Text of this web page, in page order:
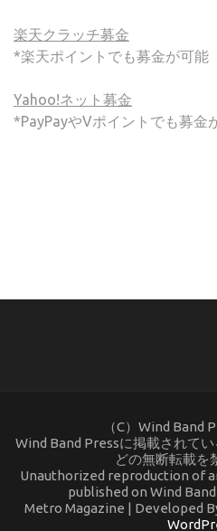
楽天クラッチ募金
*楽天ポイントでも募金が可能
Yahoo!ネット募金
*PayPayやVポイントでも募金
（C）Wind Band
Wind Band Pressに掲載されて
どの無断転載を
Unauthorized reproduction of
published on Wind
Metro Magazine | Developed